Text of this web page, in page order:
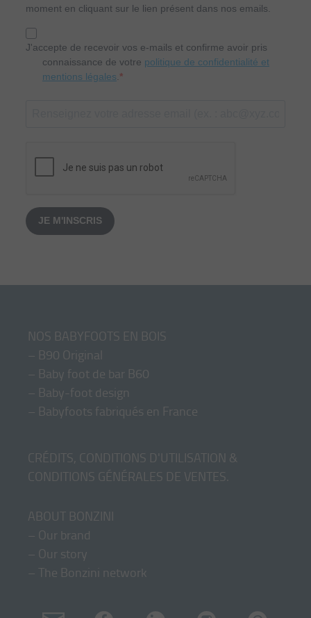
moment en cliquant sur le lien présent dans nos emails.
J'accepte de recevoir vos e-mails et confirme avoir pris
connaissance de votre politique de confidentialité et
mentions légales
JE M'INSCRIS
NOS BABYFOOTS EN BOIS
– B90 Original
– Baby foot de bar B60
– Baby-foot design
– Babyfoots fabriqués en France
CRÉDITS, CONDITIONS D'UTILISATION &
CONDITIONS GÉNÉRALES DE VENTES
ABOUT BONZINI
– Our brand
– Our story
– The Bonzini network